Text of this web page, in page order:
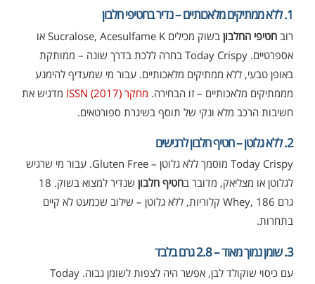
1. ללא ממתיקים מלאכותיים – נדיר בחטיפי חלבון
רוב חטיפי החלבון
בשוק מכילים Sucralose, Acesulfame K או
אספרטיים. Today Crispy בחרה ללכת בדרך שונה – ממותקת
באופן טבעי, ללא ממתיקים מלאכותיים. עבור מי שמעדיף להימנע
מממתיקים מלאכותיים – זו הבחירה. מחקר ISSN (2017)
מדגיש את
חשיבות הרכב מלא ונקי של תוסף בשיגרת ספורטאים.
2. ללא גלוטן – חטיף חלבון לרגישים
Today Crispy מוסמך ללא גלוטן – Gluten Free. עבור מי שרגיש
לגלוטן או מצליאק, מדובר בחטיף חלבון
שנדיר למצוא בשוק. 18
גרם Whey, 186 קלוריות, ללא גלוטן – שילוב שכמעט לא קיים
בתחרות.
3. שומן נמוך מאוד – 2.8 גרם בלבד
עם כיסוי שוקולד לבן, אפשר היה לצפות לשומן גבוה. Today